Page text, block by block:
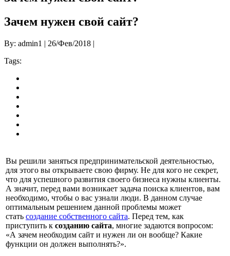
Зачем нужен свой сайт?
By: admin1 | 26/Фев/2018 |
Tags:
Вы решили заняться предпринимательской деятельностью,
для этого вы открываете свою фирму. Не для кого не секрет,
что для успешного развития своего бизнеса нужны клиенты.
А значит, перед вами возникает задача поиска клиентов, вам
необходимо, чтобы о вас узнали люди. В данном случае
оптимальным решением данной проблемы может
стать создание собственного сайта. Перед тем, как
приступить к созданию сайта, многие задаются вопросом:
«А зачем необходим сайт и нужен ли он вообще? Какие
функции он должен выполнять?».